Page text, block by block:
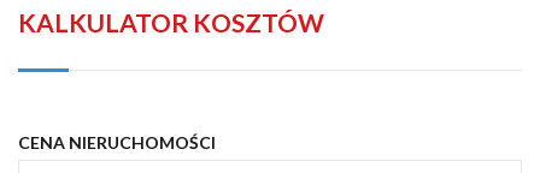
KALKULATOR KOSZTÓW
CENA NIERUCHOMOŚCI